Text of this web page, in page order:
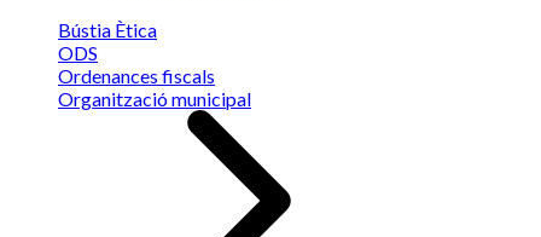
Bústia Ètica
ODS
Ordenances fiscals
Organització municipal